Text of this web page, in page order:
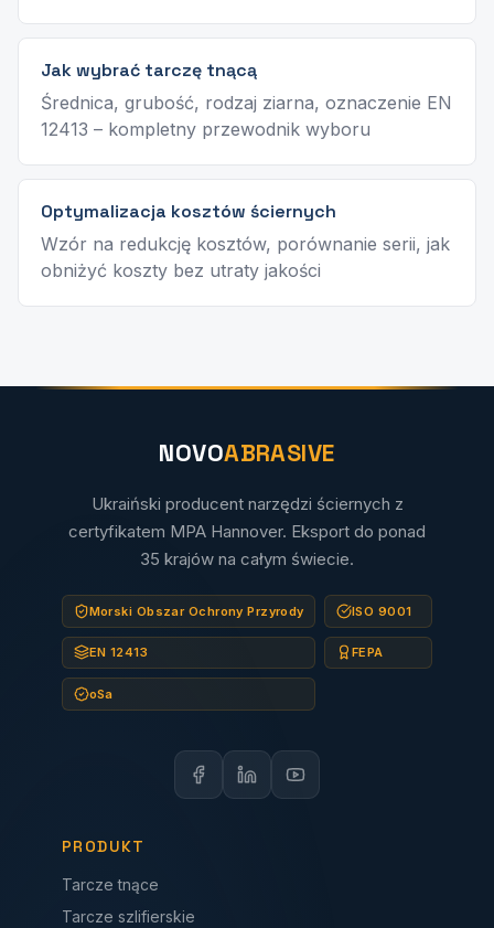
Jak wybrać tarczę tnącą
Średnica, grubość, rodzaj ziarna, oznaczenie EN
12413 – kompletny przewodnik wyboru
Optymalizacja kosztów ściernych
Wzór na redukcję kosztów, porównanie serii, jak
obniżyć koszty bez utraty jakości
NOVOABRASIVE
Ukraiński producent narzędzi ściernych z
certyfikatem MPA Hannover. Eksport do ponad
35 krajów na całym świecie.
Morski Obszar Ochrony Przyrody ISO 9001
EN 12413 FEPA
oSa
PRODUKT
Tarcze tnące
Tarcze szlifierskie